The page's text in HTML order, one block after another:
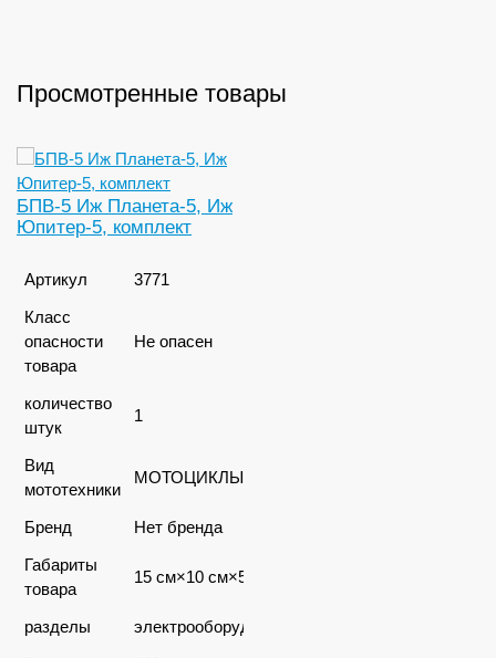
Просмотренные товары
БПВ-5 Иж Планета-5, Иж
Юпитер-5, комплект
Артикул
3771
Класс
опасности
товара
Не опасен
количество
штук
1
Вид
мототехники
МОТОЦИКЛЫ
Бренд
Нет бренда
Габариты
товара
15 см×10 см×5 см
разделы
электрооборудование